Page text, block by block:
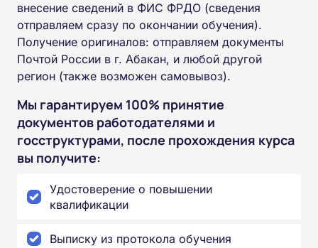
внесение сведений в ФИС ФРДО (сведения
отправляем сразу по окончании обучения).
Получение оригиналов: отправляем документы
Почтой России в г. Абакан, и любой другой
регион (также возможен самовывоз).
Мы гарантируем 100% принятие
документов работодателями и
госструктурами, после прохождения курса
вы получите:
Удостоверение о повышении
квалификации
Выписку из протокола обучения